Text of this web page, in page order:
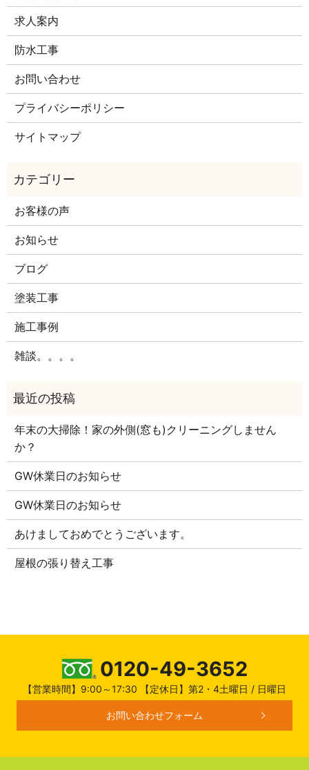
求人案内
防水工事
お問い合わせ
プライバシーポリシー
サイトマップ
お客様の声
お知らせ
ブログ
塗装工事
施工事例
雑談。。。。
年末の大掃除！家の外側(窓も)クリーニングしません
か？
GW休業日のお知らせ
GW休業日のお知らせ
あけましておめでとうございます。
屋根の張り替え工事
0120-49-3652
【営業時間】9:00～17:30 【定休日】第2・4土曜日 / 日曜日
お問い合わせフォーム